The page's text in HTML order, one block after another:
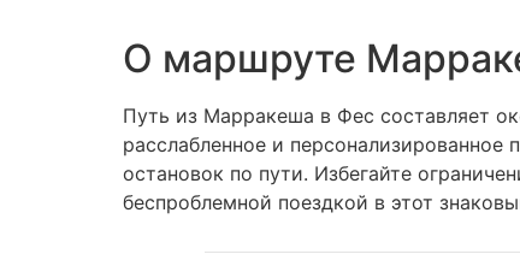
О маршруте
Путь из Марракеша в Фес составляет
расслабленное и
остановок по пути. Избегайте
беспроблемной поездкой в ​​этот